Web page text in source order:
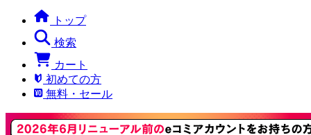
トップ
検索
カート
初めての方
無料・セール